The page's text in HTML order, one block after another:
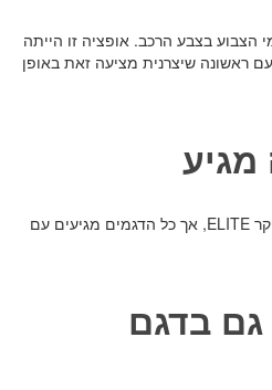
פנימי הצבוע בצבע הרכב. אופציה זו הייתה
ראשונה שיצרנית מציעה זאת באופן
מגיע
אפשרות זאת קיימת רק בדגם היקר ELITE, אך כל הדגמים מגיעים עם
בדגם